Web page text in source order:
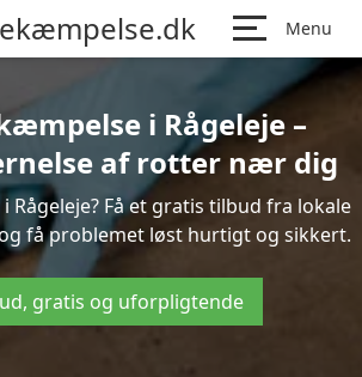
Menu
i Rågeleje –
af rotter nær dig
Rågeleje? Få et gratis tilbud fra lokale
få problemet løst hurtigt og sikkert.
gratis og uforpligtende